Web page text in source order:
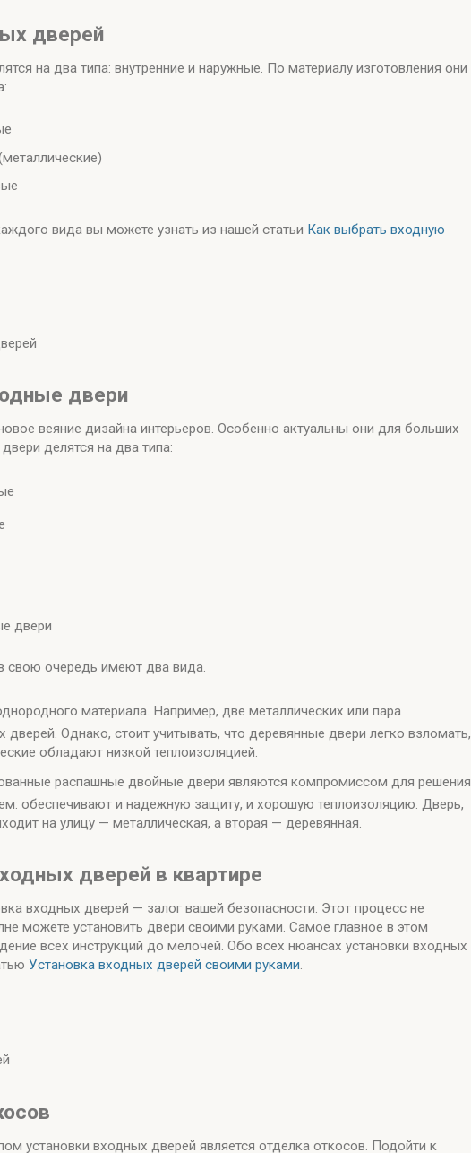
дверей
на два типа: внутренние и наружные. По материалу изготовления они
вида вы можете узнать из нашей статьи Как выбрать входную
двери
веяние дизайна интерьеров. Особенно актуальны они для больших
делятся на два типа:
свою очередь имеют два вида.
материала. Например, две металлических или пара
дверей. Однако, стоит учитывать, что деревянные двери легко взломать,
обладают низкой теплоизоляцией.
распашные двойные двери являются компромиссом для решения
обеспечивают и надежную защиту, и хорошую теплоизоляцию. Дверь,
на улицу — металлическая, а вторая — деревянная.
дверей в квартире
входных дверей — залог вашей безопасности. Этот процесс не
можете установить двери своими руками. Самое главное в этом
всех инструкций до мелочей. Обо всех нюансах установки входных
Установка входных дверей своими руками.
установки входных дверей является отделка откосов. Подойти к